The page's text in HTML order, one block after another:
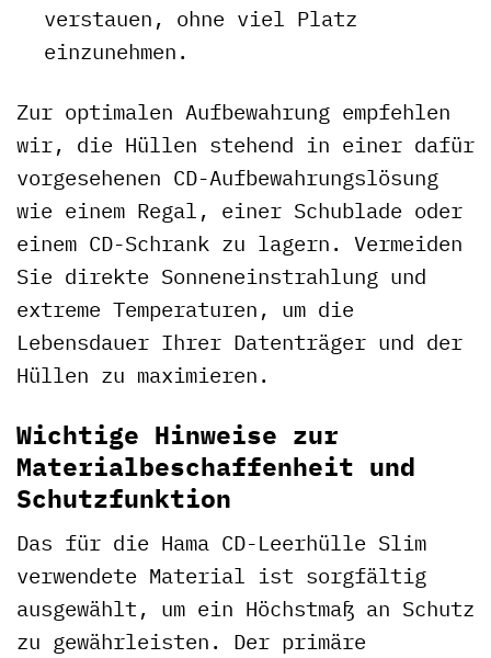
verstauen, ohne viel Platz
einzunehmen.
Zur optimalen Aufbewahrung empfehlen
wir, die Hüllen stehend in einer dafür
vorgesehenen CD-Aufbewahrungslösung
wie einem Regal, einer Schublade oder
einem CD-Schrank zu lagern. Vermeiden
Sie direkte Sonneneinstrahlung und
extreme Temperaturen, um die
Lebensdauer Ihrer Datenträger und der
Hüllen zu maximieren.
Wichtige Hinweise zur
Materialbeschaffenheit und
Schutzfunktion
Das für die Hama CD-Leerhülle Slim
verwendete Material ist sorgfältig
ausgewählt, um ein Höchstmaß an Schutz
zu gewährleisten. Der primäre